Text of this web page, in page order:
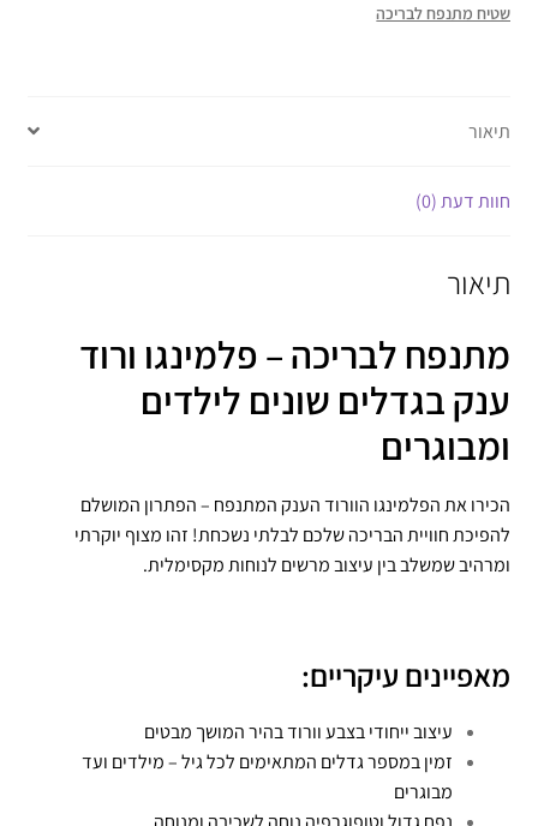
שטיח מתנפח לבריכה
תיאור
חוות דעת (0)
תיאור
מתנפח לבריכה – פלמינגו ורוד
ענק בגדלים שונים לילדים
ומבוגרים
הכירו את הפלמינגו הוורוד הענק המתנפח – הפתרון המושלם
להפיכת חוויית הבריכה שלכם לבלתי נשכחת! זהו מצוף יוקרתי
ומרהיב שמשלב בין עיצוב מרשים לנוחות מקסימלית.
מאפיינים עיקריים:
עיצוב ייחודי בצבע וורוד בהיר המושך מבטים
זמין במספר גדלים המתאימים לכל גיל – מילדים ועד
מבוגרים